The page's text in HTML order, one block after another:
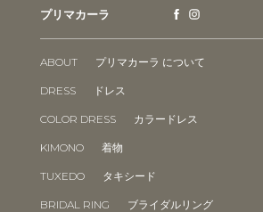
プリマカーラ
ABOUT プリマカーラ について
DRESS ドレス
COLOR DRESS カラードレス
KIMONO 着物
TUXEDO タキシード
BRIDAL RING ブライダルリング